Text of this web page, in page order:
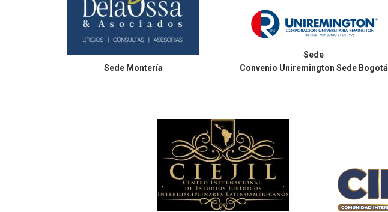
Sede Montería
Sede
Convenio Uniremington Sede Bogotá